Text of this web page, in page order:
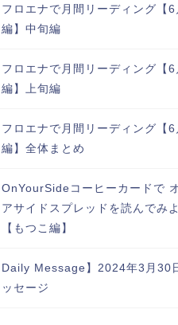
フロエナで月間リーディング【6
編】中旬編
フロエナで月間リーディング【6
編】上旬編
フロエナで月間リーディング【6
編】全体まとめ
OnYourSideコーヒーカードで
アサイドスプレッドを読んでみ
【もつこ編】
Daily Message】2024年3月30
ッセージ